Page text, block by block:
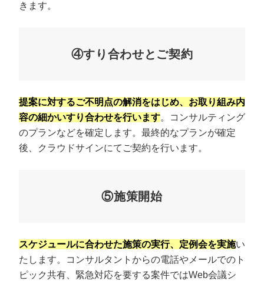
きます。
④すり合わせとご契約
提案に対するご不明点の解消をはじめ、お取り組み内
容の細かいすり合わせを行います。コンサルティング
のプランなどを確定します。最終的なプランが確定
後、クラウドサインにてご契約を行います。
⑤施策開始
スケジュールに合わせた施策の実行、定例会を実施い
たします。コンサルタントからの電話やメールでのト
ピック共有、緊急対応を要する案件ではWeb会議シ